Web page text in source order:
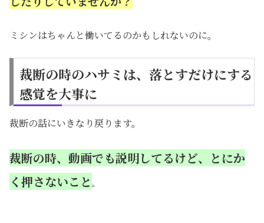
ミシンはちゃんと働いてるのかもしれないのに。
裁断の時のハサミは、落とすだけにする
感覚を大事に
裁断の話にいきなり戻ります。
裁断の時、動画でも説明してるけど、とにか
く押さないこと 。